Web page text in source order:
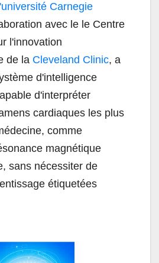
l'université Carnegie
avec le le Centre
l'innovation
de la Cleveland Clinic, a
d'intelligence
d'interpréter
cardiaques les plus
comme
magnétique
sans nécessiter de
étiquetées